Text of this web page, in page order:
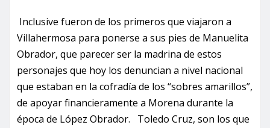
Inclusive fueron de los primeros que viajaron a
Villahermosa para ponerse a sus pies de Manuelita
Obrador, que parecer ser la madrina de estos
personajes que hoy los denuncian a nivel nacional
que estaban en la cofradía de los “sobres amarillos”,
de apoyar financieramente a Morena durante la
época de López Obrador. Toledo Cruz, son los que